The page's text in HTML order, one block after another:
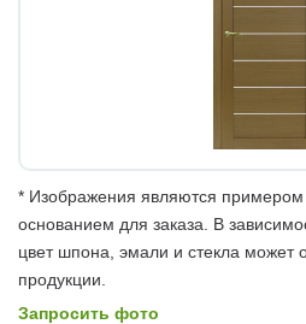
* Изображения являются примером
основанием для заказа. В
цвет шпона, эмали и стекла может
продукции.
Запросить фото